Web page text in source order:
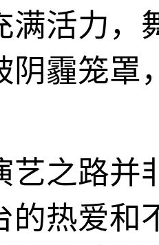
满活力，
阴霾笼罩
艺之路并
的热爱和